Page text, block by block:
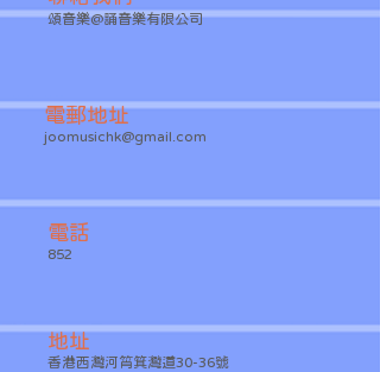
頌音樂@誦音樂有限公司
​電郵地址
joomusichk@gmail.com
​電話
852
​地址
香港西灣河筲箕灣道30-36號